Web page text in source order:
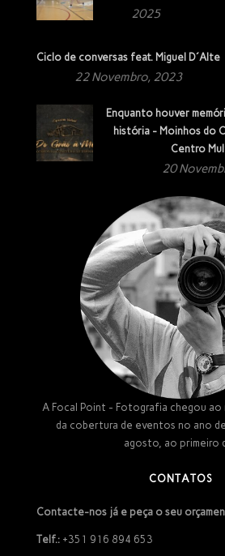
2025
Ciclo de conversas feat. Miguel D´Alte
22 Novembro, 2023
Enquanto houver
história - Moinhos do
Centro
20
A Focal Point - Fotografia chegou ao
da cobertura de eventos no ano
agosto, ao primeiro
CONTATOS
Contacte-nos já e peça o seu
Telf.:+351 916 894 653